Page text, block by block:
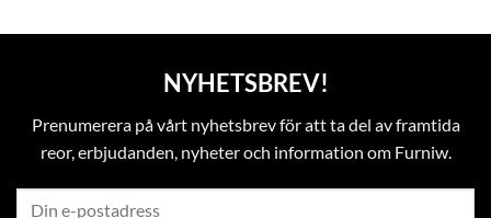
NYHETSBREV!
Prenumerera på vårt nyhetsbrev för att ta del av framtida
reor, erbjudanden, nyheter och information om Furniw.